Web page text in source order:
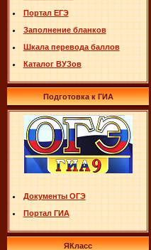
Портал ЕГЭ
Заполнение бланков
Шкала перевода баллов
Каталог ВУЗов
Подготовка к ГИА
Документы ОГЭ
Портал ГИА
ЯКласс